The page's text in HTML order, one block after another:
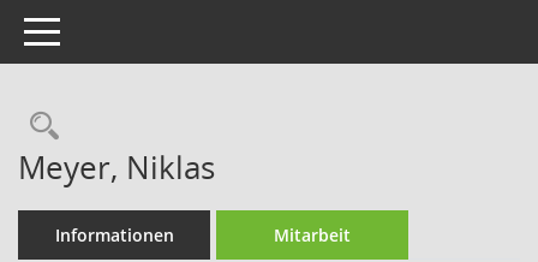
Toggle navigation
Rechercheauswahl
Meyer, Niklas
Informationen Mitarbeit